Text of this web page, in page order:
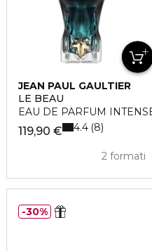
JEAN PAUL GAULTIER
LE BEAU
EAU DE PARFUM
119,90 €
2 formati
4.4 8
30%